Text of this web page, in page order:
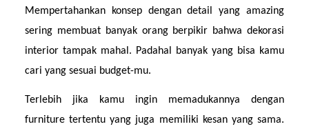
Mempertahankan konsep dengan detail yang amazing
sering membuat banyak orang berpikir bahwa dekorasi
interior tampak mahal. Padahal banyak yang bisa kamu
cari yang sesuai budget-mu.
Terlebih jika kamu ingin memadukannya dengan
furniture tertentu yang juga memiliki kesan yang sama.